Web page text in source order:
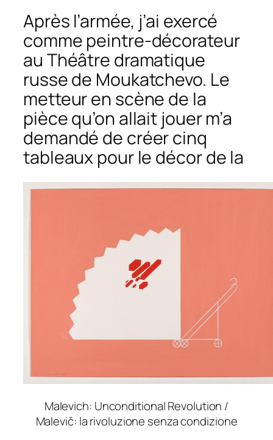
Après l’armée, j’ai exercé
comme peintre-décorateur
au Théâtre dramatique
russe de Moukatchevo. Le
metteur en scène de la
pièce qu’on allait jouer m’a
demandé de créer cinq
tableaux pour le décor de la
Malevich: Unconditional Revolution /
Malevič: la rivoluzione senza condizione